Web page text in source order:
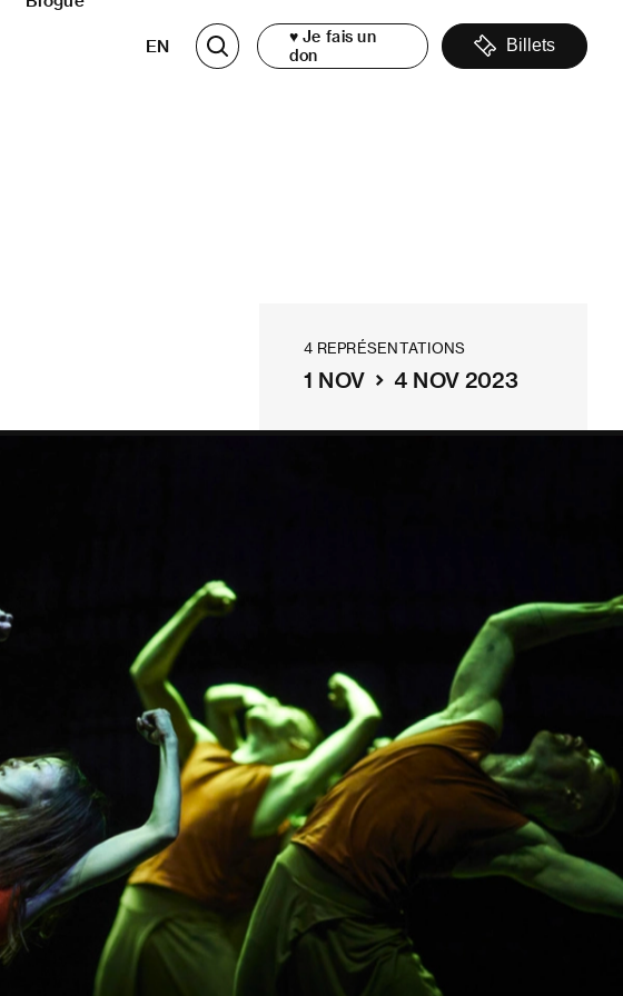
EN
♥ Je fais un
don
Billets
4 REPRÉSENTATIONS
1 NOV 4 NOV 2023
Vendredi 3 nov 2023
Post-show talks with the
LIRE LE PROGRAMME